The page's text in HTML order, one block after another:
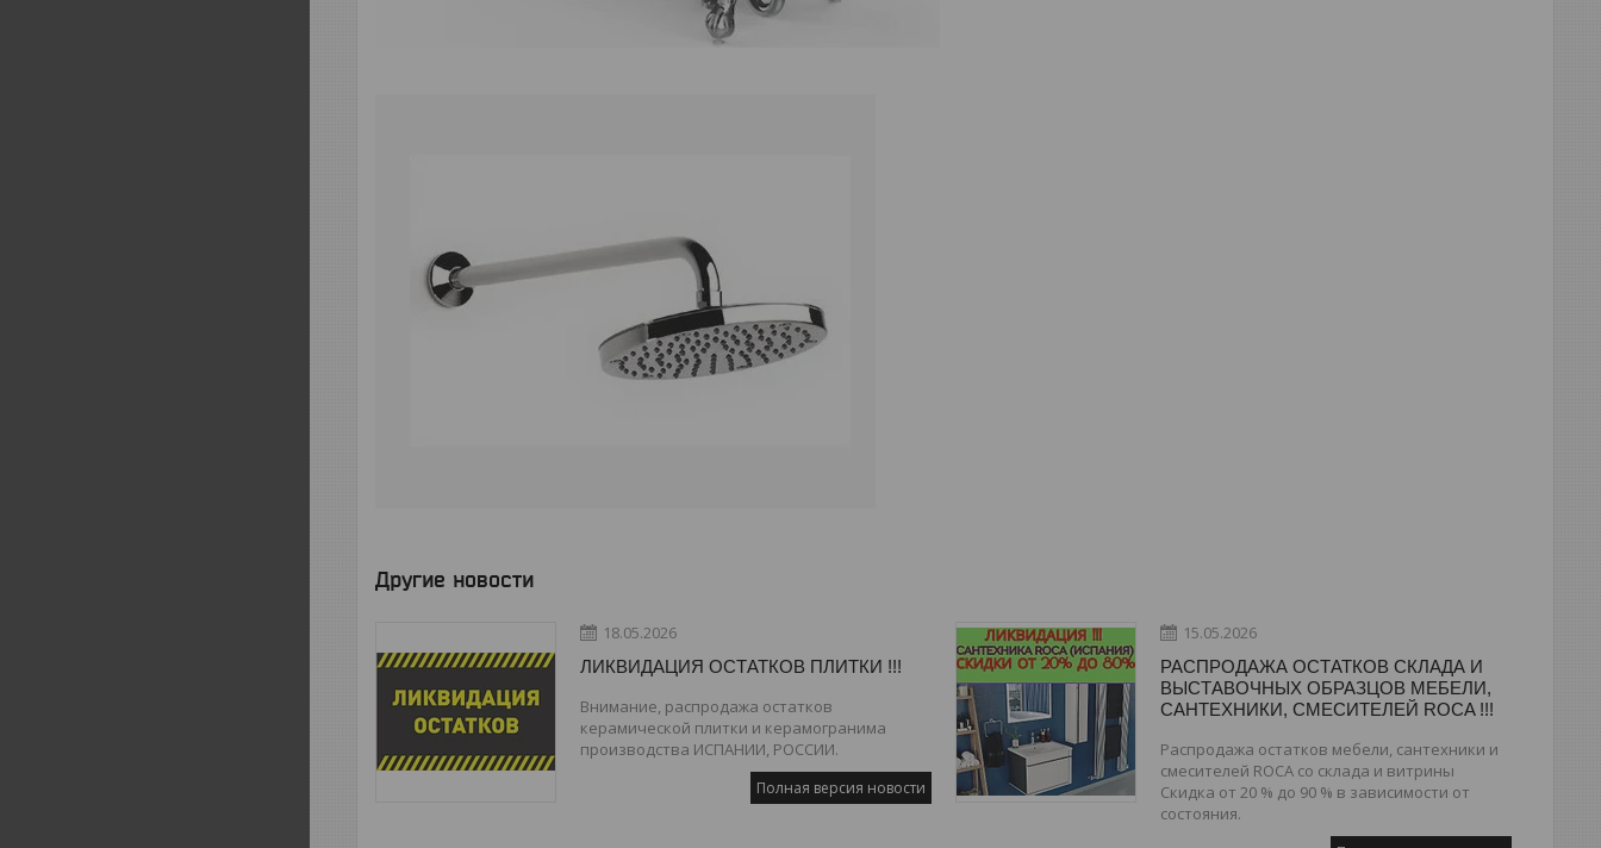
Другие новости
18.05.2026
ЛИКВИДАЦИЯ ОСТАТКОВ ПЛИТКИ !!!
Внимание, распродажа остатков
керамической плитки и керамогранима
производства ИСПАНИИ, РОССИИ.
Полная версия новости
15.05.2026
РАСПРОДАЖА ОСТАТКОВ СКЛАДА И
ВЫСТАВОЧНЫХ ОБРАЗЦОВ МЕБЕЛИ,
САНТЕХНИКИ, СМЕСИТЕЛЕЙ ROCA !!!
Распродажа остатков мебели, сантехники и
смесителей ROCA со склада и витрины
Скидка от 20 % до 90 % в зависимости от
состояния.